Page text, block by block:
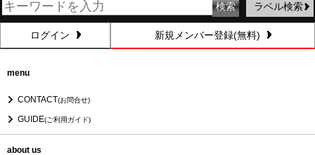
ラベル検索
ログイン 新規メンバー登録(無料)
menu
CONTACT(お問合せ)
GUIDE(ご利用ガイド)
about us